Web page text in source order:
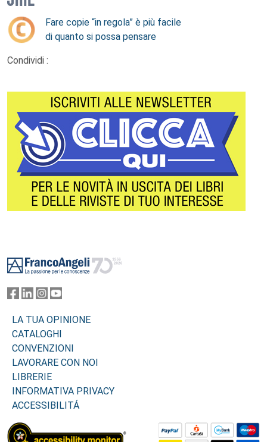
Fare copie “in regola” è più facile
di quanto si possa pensare
Condividi :
LA TUA OPINIONE
CATALOGHI
CONVENZIONI
LAVORARE CON NOI
LIBRERIE
INFORMATIVA PRIVACY
ACCESSIBILITÁ